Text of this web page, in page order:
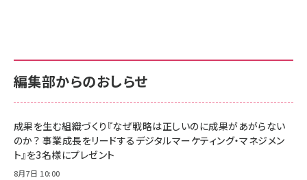
￥880
anan(アンアン)2026/06/24号 No.2500増刊
スペシャルエディション[王道エンタメの矜持／
￥1,100
anan(アンアン)2026/07/08号 No.2502[2026
サポート正規品 メーカー保証5年 KLMEA128G
NIMASO ガラスフィルム iPhone 17 用 保護フィ
すい ガイド枠付き いPhone17 (6.3インチ) 対応
2枚セット DSP25F1698
￥1,599
サポート正規品 メーカー保証5年 KLMEA128G
Amazon eギフトカード - Amazonロゴ - クラ
￥5,000
Anker PowerLine III Flow USB-C & USB-C
編集部からのおしらせ
成果を生む組織づくり『なぜ戦略は正しいのに成果があがらない
のか？ 事業成長をリードするデジタルマーケティング・マネジメン
ト』を3名様にプレゼント
8月7日 10:00